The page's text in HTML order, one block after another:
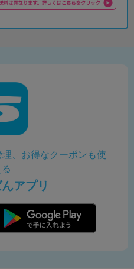
、お得なクーポンも使
る
アプリ